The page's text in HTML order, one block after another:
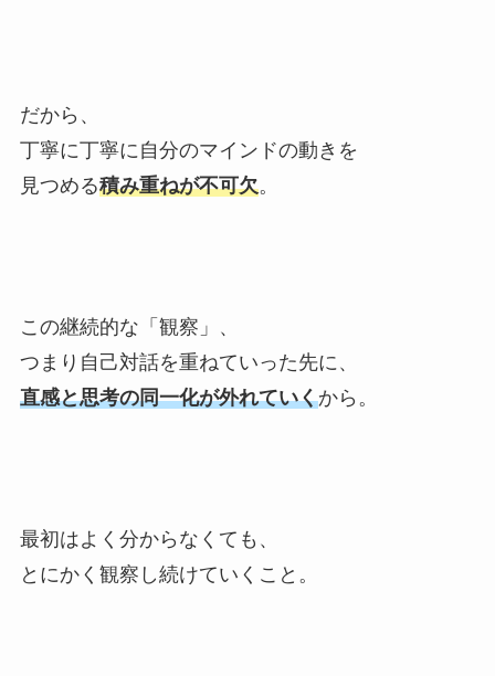
だから、
丁寧に丁寧に自分のマインドの動きを
見つめる積み重ねが不可欠。
この継続的な「観察」、
つまり自己対話を重ねていった先に、
直感と思考の同一化が外れていくから。
最初はよく分からなくても、
とにかく観察し続けていくこと。